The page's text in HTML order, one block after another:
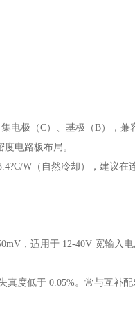
电极（C）、基极（B），兼
电路板布局。
W（自然冷却），建议
，适用于 12-40V 宽输入电
度低于 0.05%。常与互补